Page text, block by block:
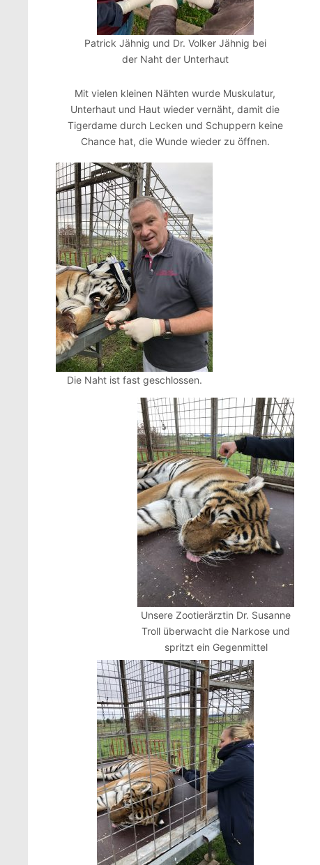
Patrick Jähnig und Dr. Volker Jähnig bei
der Naht der Unterhaut
Mit vielen kleinen Nähten wurde Muskulatur,
Unterhaut und Haut wieder vernäht, damit die
Tigerdame durch Lecken und Schuppern keine
Chance hat, die Wunde wieder zu öffnen.
Die Naht ist fast geschlossen.
Unsere Zootierärztin Dr. Susanne
Troll überwacht die Narkose und
spritzt ein Gegenmittel